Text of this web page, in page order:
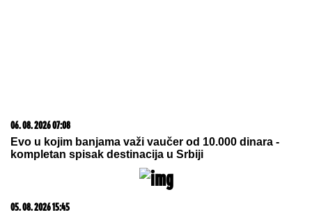
06. 08. 2026 07:08
Evo u kojim banjama važi vaučer od 10.000 dinara -
kompletan spisak destinacija u Srbiji
05. 08. 2026 15:45